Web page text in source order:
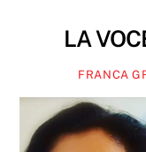
LA
FRANCA